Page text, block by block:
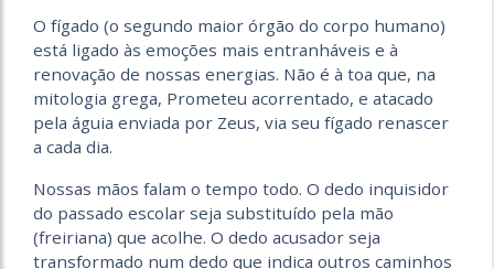
O fígado (o segundo maior órgão do corpo humano)
está ligado às emoções mais entranháveis e à
renovação de nossas energias. Não é à toa que, na
mitologia grega, Prometeu acorrentado, e atacado
pela águia enviada por Zeus, via seu fígado renascer
a cada dia.
Nossas mãos falam o tempo todo. O dedo inquisidor
do passado escolar seja substituído pela mão
(freiriana) que acolhe. O dedo acusador seja
transformado num dedo que indica outros caminhos